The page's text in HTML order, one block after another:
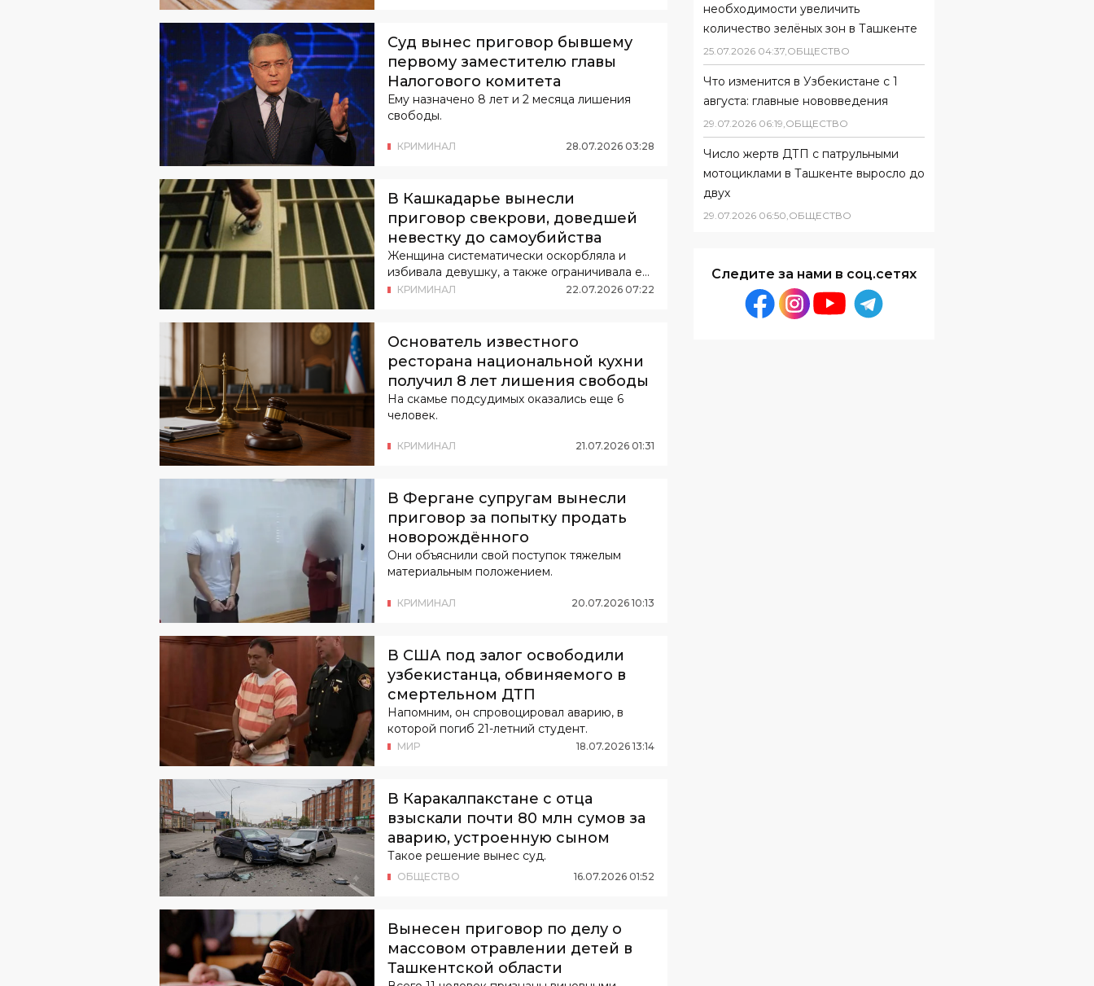
КРИМИНАЛ 28.07.2026 03:28
Суд вынес приговор бывшему
первому заместителю главы
Налогового комитета
Ему назначено 8 лет и 2 месяца лишения
свободы.
КРИМИНАЛ 22.07.2026 07:22
В Кашкадарье вынесли
приговор свекрови, доведшей
невестку до самоубийства
Женщина систематически оскорбляла и
избивала девушку, а также ограничивала её
общение с родителями.
КРИМИНАЛ 21.07.2026 01:31
Основатель известного
ресторана национальной кухни
получил 8 лет лишения свободы
На скамье подсудимых оказались еще 6
человек.
КРИМИНАЛ 20.07.2026 10:13
В Фергане супругам вынесли
приговор за попытку продать
новорождённого
Они объяснили свой поступок тяжелым
материальным положением.
МИР 18.07.2026 13:14
В США под залог освободили
узбекистанца, обвиняемого в
смертельном ДТП
Напомним, он спровоцировал аварию, в
которой погиб 21-летний студент.
ОБЩЕСТВО 16.07.2026 01:52
В Каракалпакстане с отца
взыскали почти 80 млн сумов за
аварию, устроенную сыном
Такое решение вынес суд.
Вынесен приговор по делу о
массовом отравлении детей в
Ташкентской области
необходимости увеличить
количество зелёных зон в Ташкенте
25.07.2026 04:37,ОБЩЕСТВО
Что изменится в Узбекистане с 1
августа: главные нововведения
29.07.2026 06:19,ОБЩЕСТВО
Число жертв ДТП с патрульными
мотоциклами в Ташкенте выросло до
двух
29.07.2026 06:50,ОБЩЕСТВО
Следите за нами в соц.сетях